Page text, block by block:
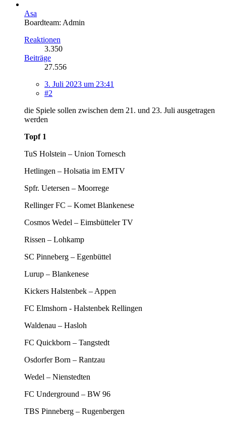
Asa
Boardteam: Admin
Reaktionen
3.350
Beiträge
27.556
3. Juli 2023 um 23:41
#2
die Spiele sollen zwischen dem 21. und 23. Juli ausgetragen
werden
Topf 1
TuS Holstein – Union Tornesch
Hetlingen – Holsatia im EMTV
Spfr. Uetersen – Moorrege
Rellinger FC – Komet Blankenese
Cosmos Wedel – Eimsbütteler TV
Rissen – Lohkamp
SC Pinneberg – Egenbüttel
Lurup – Blankenese
Kickers Halstenbek – Appen
FC Elmshorn - Halstenbek Rellingen
Waldenau – Hasloh
FC Quickborn – Tangstedt
Osdorfer Born – Rantzau
Wedel – Nienstedten
FC Underground – BW 96
TBS Pinneberg – Rugenbergen